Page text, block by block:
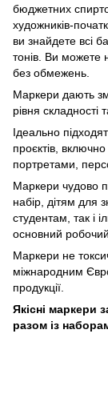
бюджетних
художників-
ви знайдете всі
тонів. Ви можете
без обмежень.
Маркери дають
рівня складності
Ідеально
проєктів,
портретами,
Маркери чудово
набір, дітям для
студентам, так і
основний
Маркери не
міжнародним
продукції.
Якісні маркери
разом із